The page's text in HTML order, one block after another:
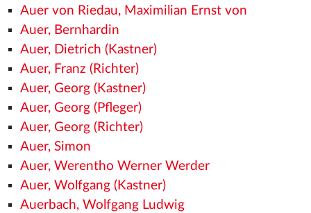
Auer von Riedau, Maximilian Ernst von
Auer, Bernhardin
Auer, Dietrich (Kastner)
Auer, Franz (Richter)
Auer, Georg (Kastner)
Auer, Georg (Pfleger)
Auer, Georg (Richter)
Auer, Simon
Auer, Werentho Werner Werder
Auer, Wolfgang (Kastner)
Auerbach, Wolfgang Ludwig